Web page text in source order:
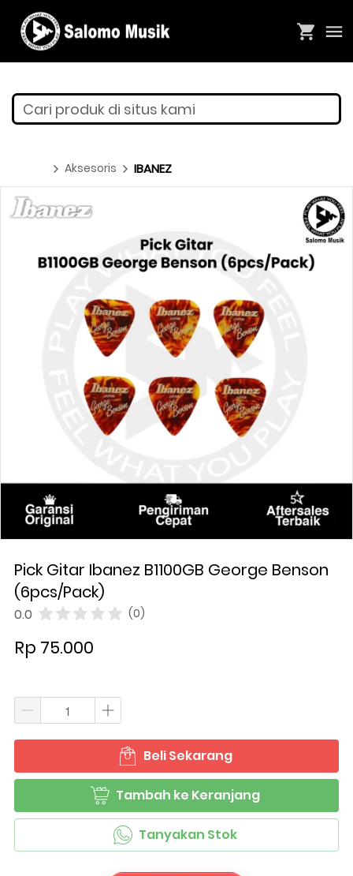
Cari produk di situs kami
Aksesoris IBANEZ
Pick Gitar Ibanez B1100GB George Benson
(6pcs/Pack)
0.0 (0)
Rp 75.000
` Beli Sekarang
` Tambah ke Keranjang
` Tanyakan Stok